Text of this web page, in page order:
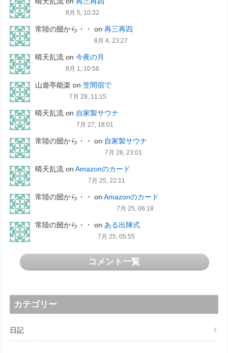
8月 5, 10:32
常陸の圀から・・ on 再三再四
8月 4, 23:27
晴天乱流on 今夜の月
8月 1, 10:56
山遊亭能楽 on 笠間宿で
7月 28, 11:15
晴天乱流on 自家製サウナ
7月 27, 18:01
常陸の圀から・・ on 自家製サウナ
7月 26, 23:01
晴天乱流on Amazonのカード
7月 25, 22:11
常陸の圀から・・ on Amazonのカード
7月 25, 06:18
常陸の圀から・・ on ある出陣式
7月 25, 05:55
コメント一覧
カテゴリー
日記